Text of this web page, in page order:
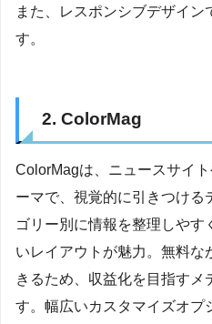
また、レスポンシブデザイ
す。
2. ColorMag
ColorMagは、ニュースサイ
ーマで、視覚的に引きつける
ゴリー別に情報を整理しやす
いレイアウトが魅力。無料な
きるため、収益化を目指すメ
す。幅広いカスタマイズオプ